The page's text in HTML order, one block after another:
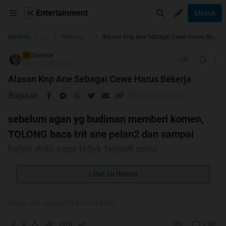
Entertainment Masuk
Beranda ... The Lounge Alasan Knp Ane Sebagai Cewe Harus Bekerja
TS cherrylie
Alasan Knp Ane Sebagai Cewe Harus Bekerja
Bagikan
sebelum agan yg budiman memberi komen,
TOLONG baca trit ane pelan2 dan sampai
communication berulang-ulang, dan sekali lagi
trit ane bersumber dari buah pikiran ane
Lihat isi thread